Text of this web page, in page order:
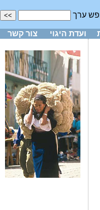
ערך
ועדת היגוי צור קשר